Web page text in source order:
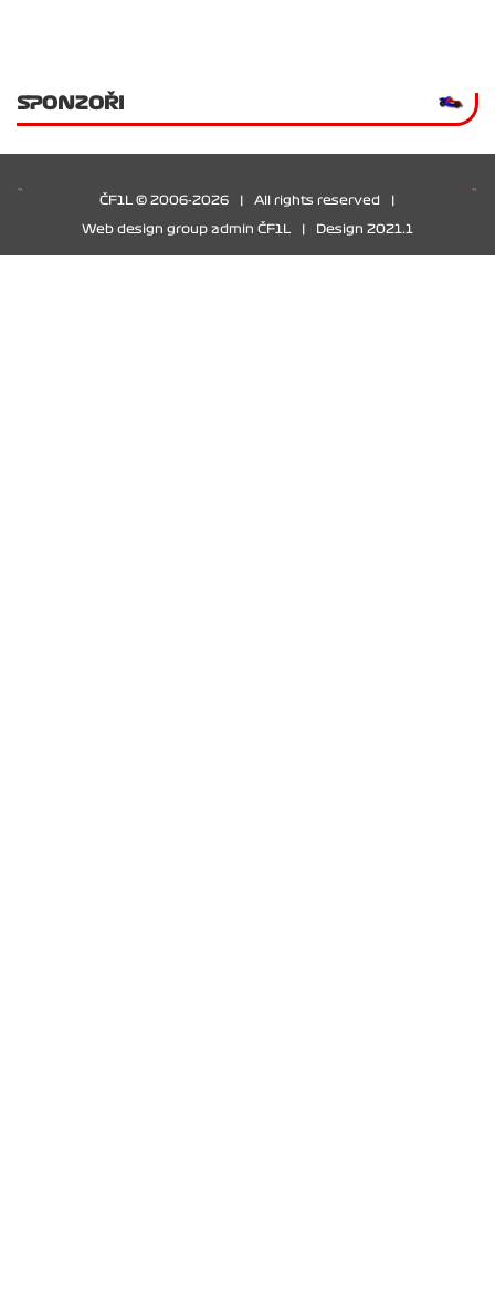
SPONZOŘI
ČF1L © 2006-2026 All rights reserved
Web design group admin ČF1L Design 2021.1